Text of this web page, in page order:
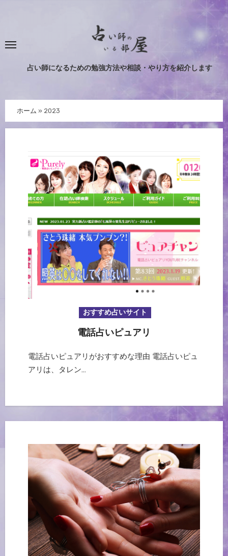
ス
占い師になるための勉強方法や相談・やり方を紹介します
ホーム » 2023
おすすめ占いサイト
電話占いピュアリ
電話占いピュアリがおすすめな理由 電話占いピュ
アリは、タレン…